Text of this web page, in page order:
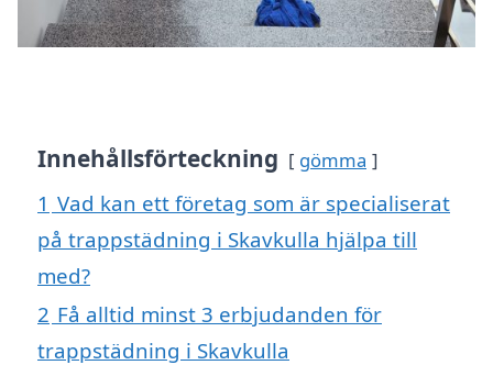
Innehållsförteckning gömma
1 Vad kan ett företag som är specialiserat
på trappstädning i Skavkulla hjälpa till
med?
2 Få alltid minst 3 erbjudanden för
trappstädning i Skavkulla